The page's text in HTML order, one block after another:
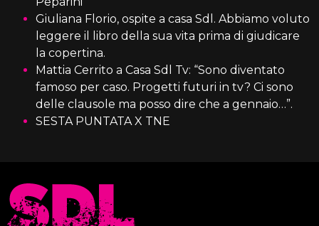
Giuliana Florio, ospite a casa Sdl. Abbiamo voluto
leggere il libro della sua vita prima di giudicare
la copertina.
Mattia Cerrito a Casa Sdl Tv: “Sono diventato
famoso per caso. Progetti futuri in tv? Ci sono
delle clausole ma posso dire che a gennaio…”.
SESTA PUNTATA X TNE